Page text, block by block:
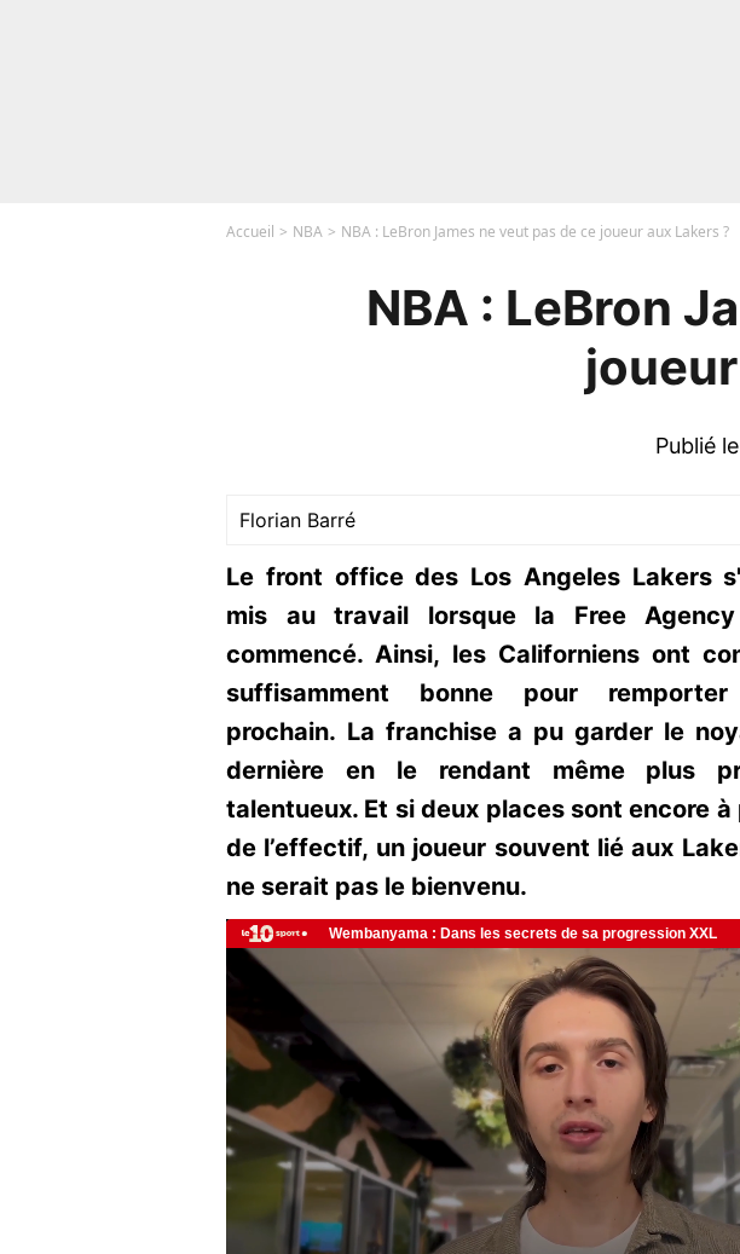
Accueil NBA NBA : LeBron James ne veut pas de ce joueur aux Lakers ?
NBA : LeBron
Publié
Florian Barré
Le front office des Los Angeles Lakers
mis au travail lorsque la Free
commencé. Ainsi, les Californiens ont
suffisamment bonne pour
prochain. La franchise a pu garder le
dernière en le rendant même plus
talentueux. Et si deux places sont encore
de l’effectif, un joueur souvent lié aux
ne serait pas le bienvenu.